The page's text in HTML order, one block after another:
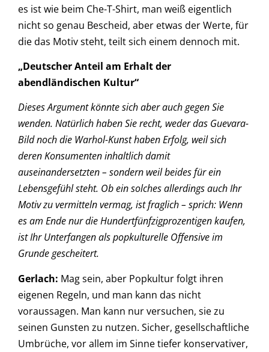
es ist wie beim Che-T-Shirt, man weiß eigentlich
nicht so genau Bescheid, aber etwas der Werte, für
die das Motiv steht, teilt sich einem dennoch mit.
„Deutscher Anteil am Erhalt der
abendländischen Kultur“
Dieses Argument könnte sich aber auch gegen Sie
wenden. Natürlich haben Sie recht, weder das Guevara-
Bild noch die Warhol-Kunst haben Erfolg, weil sich
deren Konsumenten inhaltlich damit
auseinandersetzten – sondern weil beides für ein
Lebensgefühl steht. Ob ein solches allerdings auch Ihr
Motiv zu vermitteln vermag, ist fraglich – sprich: Wenn
es am Ende nur die Hundertfünfzigprozentigen kaufen,
ist Ihr Unterfangen als popkulturelle Offensive im
Grunde gescheitert.
Gerlach: Mag sein, aber Popkultur folgt ihren
eigenen Regeln, und man kann das nicht
voraussagen. Man kann nur versuchen, sie zu
seinen Gunsten zu nutzen. Sicher, gesellschaftliche
Umbrüche, vor allem im Sinne tiefer konservativer,